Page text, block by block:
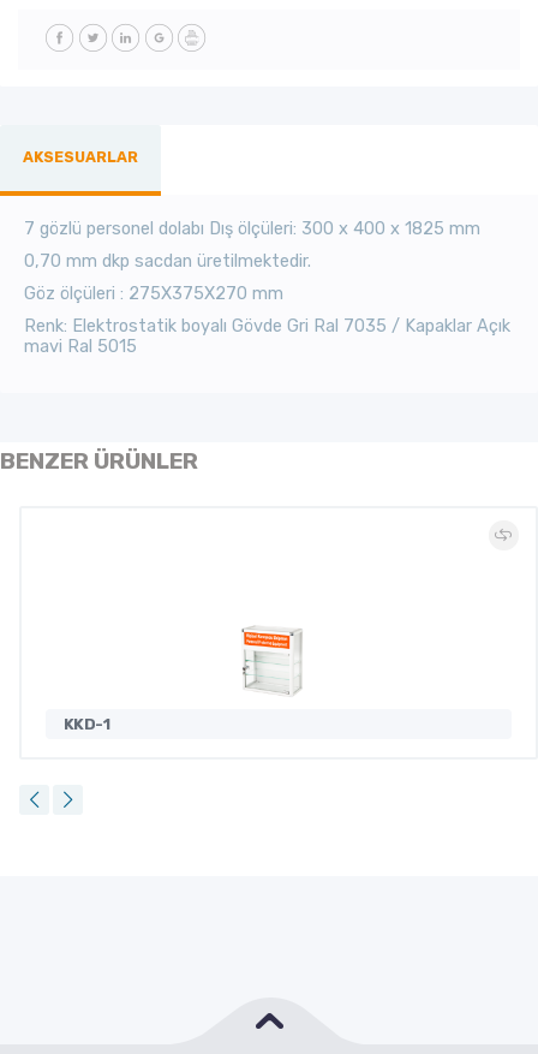
AKSESUARLAR
7 gözlü personel dolabı Dış ölçüleri: 300 x 400 x 1825 mm
0,70 mm dkp sacdan üretilmektedir.
Göz ölçüleri : 275X375X270 mm
Renk: Elektrostatik boyalı Gövde Gri Ral 7035 / Kapaklar Açık
mavi Ral 5015
BENZER ÜRÜNLER
KKD-1